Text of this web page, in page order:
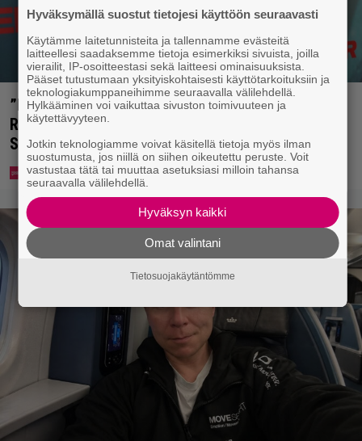
”Nukuimme kaikki viisi samassa huoneessa” –
Renny Harlinin perhe vietti unelmien kesän
Suomessa
Hyväksymällä suostut tietojesi käyttöön seuraavasti
Käytämme laitetunnisteita ja tallennamme evästeitä
laitteellesi saadaksemme tietoja esimerkiksi sivuista, joilla
vierailit, IP-osoitteestasi sekä laitteesi ominaisuuksista.
Pääset tutustumaan yksityiskohtaisesti käyttötarkoituksiin ja
teknologiakumppaneihimme seuraavalla välilehdellä.
Hylkääminen voi vaikuttaa sivuston toimivuuteen ja
käytettävyyteen.
Jotkin teknologiamme voivat käsitellä tietoja myös ilman
suostumusta, jos niillä on siihen oikeutettu peruste. Voit
vastustaa tätä tai muuttaa asetuksiasi milloin tahansa
seuraavalla välilehdellä.
Hyväksyn kaikki
Omat valintani
Tietosuojakäytäntömme